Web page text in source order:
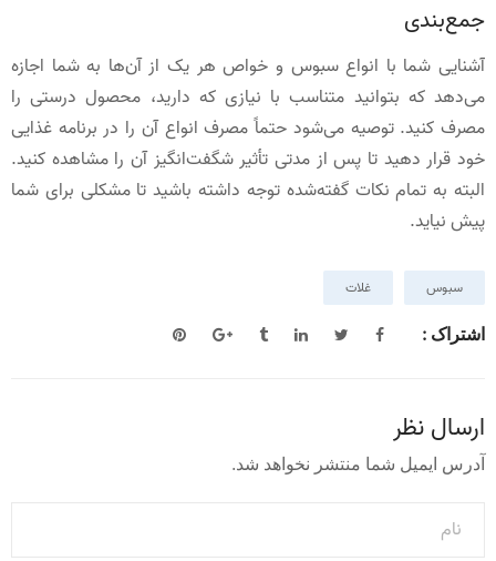
جمع‌بندی
آشنایی شما با انواع سبوس و خواص هر یک از آن‌ها به شما اجازه
می‌دهد که بتوانید متناسب با نیازی که دارید، محصول درستی را
مصرف کنید. توصیه می‌شود حتماً مصرف انواع آن را در برنامه غذایی
خود قرار دهید تا پس از مدتی تأثیر شگفت‌انگیز آن را مشاهده کنید.
البته به تمام نکات گفته‌شده توجه داشته باشید تا مشکلی برای شما
پیش نیاید.
سبوس غلات
اشتراک :
ارسال نظر
آدرس ایمیل شما منتشر نخواهد شد.